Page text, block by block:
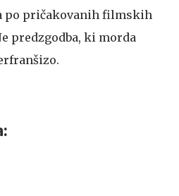
po pričakovanih filmskih
predzgodba, ki morda